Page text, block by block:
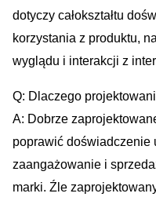
dotyczy całokształtu
korzystania z produktu,
wyglądu i interakcji z
Q: ⁣Dlaczego
A: Dobrze
poprawić ​doświadczenie
⁢zaangażowanie i
‍marki. Źle